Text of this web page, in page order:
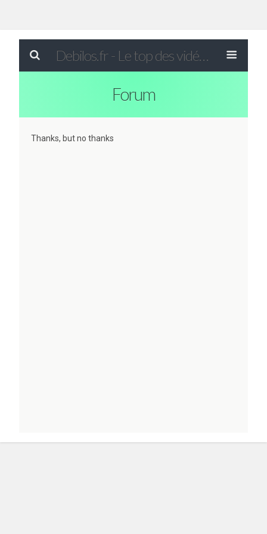
Debilos.fr - Le top des vidéos drôles du WEB !
Forum
Thanks, but no thanks